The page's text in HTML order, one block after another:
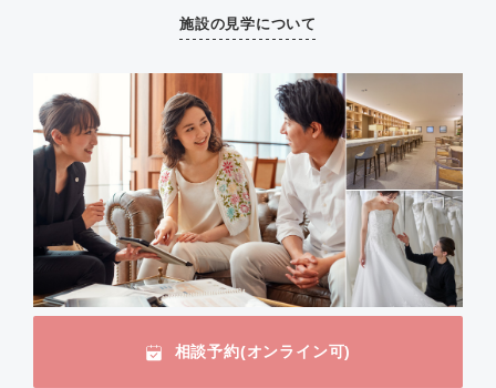
施設の見学について
相談予約(オンライン可)